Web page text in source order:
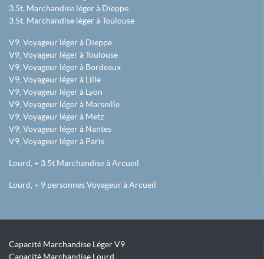
3.5t, Marchandise léger à Dieppe
3.5t, Marchandise léger à Toulouse
V9, Voyageur léger à Dieppe
V9, Voyageur léger à Toulouse
V9, Voyageur léger à Bordeaux
V9, Voyageur léger à Lille
V9, Voyageur léger à Lyon
V9, Voyageur léger à Marseille
V9, Voyageur léger à Metz
V9, Voyageur léger à Nantes
V9, Voyageur léger à Paris
Lourd, + 3.5t Marchandise à Arcueil
Lourd, + 9 personnes Voyageur à Arcueil
Capacité Marchandise Léger V9
Capacité Marchandise Lourd